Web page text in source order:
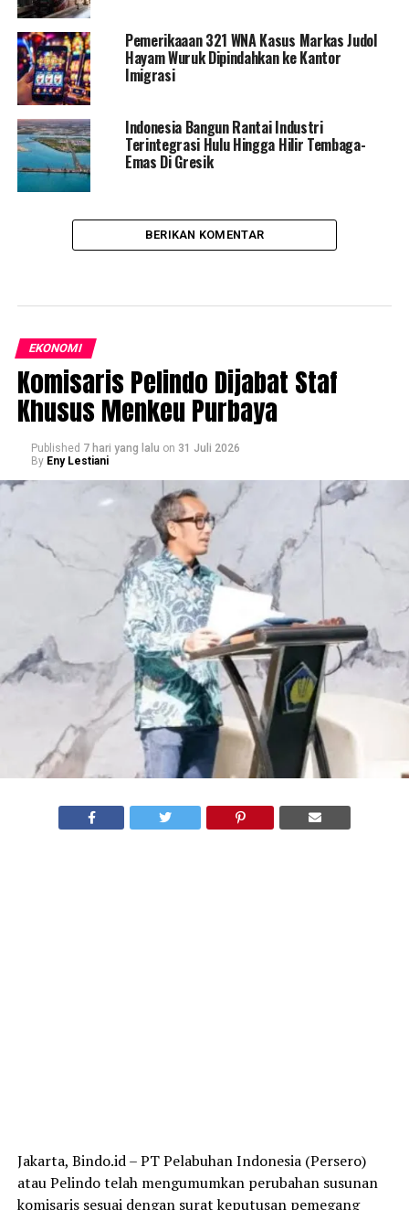
Pemerikaaan 321 WNA Kasus Markas Judol
Hayam Wuruk Dipindahkan ke Kantor
Imigrasi
Indonesia Bangun Rantai Industri
Terintegrasi Hulu Hingga Hilir Tembaga-
Emas Di Gresik
BERIKAN KOMENTAR
EKONOMI
Komisaris Pelindo Dijabat Staf
Khusus Menkeu Purbaya
Published 7 hari yang lalu on 31 Juli 2026
By Eny Lestiani
Jakarta, Bindo.id – PT Pelabuhan Indonesia (Persero)
atau Pelindo telah mengumumkan perubahan susunan
komisaris sesuai dengan surat keputusan pemegang